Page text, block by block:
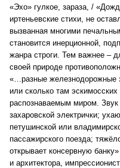
«Эхо» гулкое, зараза, /
иртеньевские стихи, не
вызванная многими
становится инерционной,
жанра строги. Тем важнее –
своей природе
«…разные железнодорожные
или сколько там
распознаваемым миром. Звук
захаровской электрички;
петушинской или
пассажирского поезда;
открывает консервную
и архитектора,